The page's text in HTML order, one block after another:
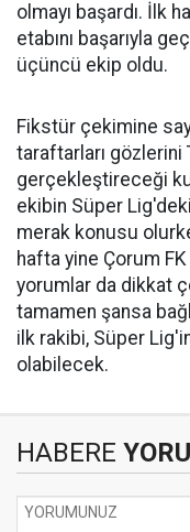
olmayı başardı. İlk
etabını başarıyla
üçüncü ekip oldu.
Fikstür çekimine
taraftarları gözlerini
gerçekleştireceği
ekibin Süper
merak konusu
hafta yine Çorum
yorumlar da dikkat
tamamen şansa
ilk rakibi, Süper
olabilecek.
HABERE